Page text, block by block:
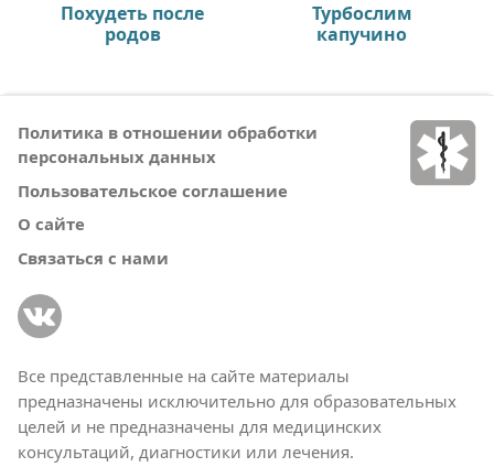
Похудеть после
родов
Турбослим
капучино
Политика в отношении обработки
персональных данных
Пользовательское соглашение
О сайте
Связаться с нами
Все представленные на сайте материалы
предназначены исключительно для образовательных
целей и не предназначены для медицинских
консультаций, диагностики или лечения.